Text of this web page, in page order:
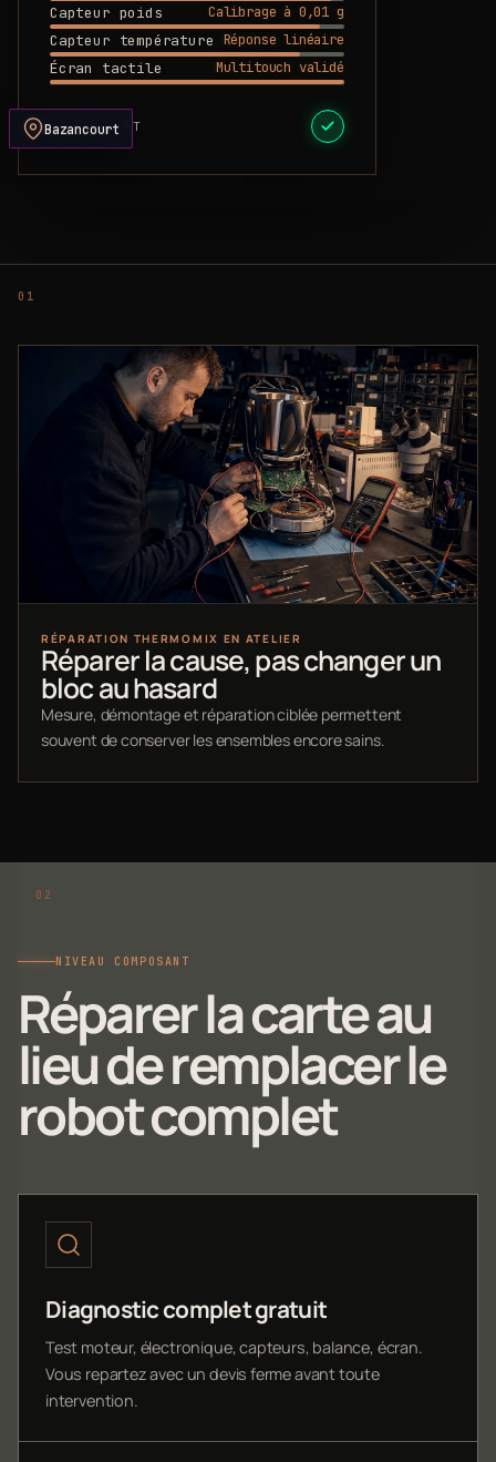
Capteur poids
Calibrage à 0,01 g
Capteur température Réponse linéaire
Écran tactile
Multitouch validé
DEVIS PRÊT
Bazancourt
RÉPARATION THERMOMIX EN ATELIER
Réparer la cause, pas changer un
bloc au hasard
Mesure, démontage et réparation ciblée permettent
souvent de conserver les ensembles encore sains.
NIVEAU COMPOSANT
Réparer la carte au
lieu de remplacer le
robot complet
Diagnostic complet gratuit
Test moteur, électronique, capteurs, balance, écran.
Vous repartez avec un devis ferme avant toute
intervention.